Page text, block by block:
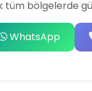
tüm bölgelerde
WhatsApp